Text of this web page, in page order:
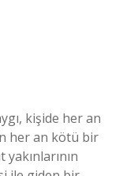
kişide her an
her an kötü bir